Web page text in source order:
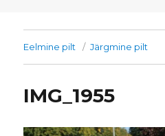
Eelmine pilt Järgmine pilt
IMG_1955